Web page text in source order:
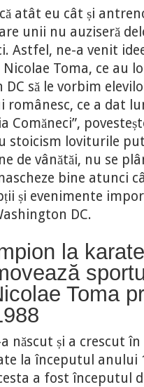
atât eu cât și
unii nu auziseră
Astfel, ne-a venit
Toma, ce au
să le vorbim
românesc, ce a dat
Comăneci”,
stoicism loviturile
de vânătăi, nu se
bine atunci
și evenimente
DC.
la
Toma
născut și a crescut
la începutul anului
a fost începutul